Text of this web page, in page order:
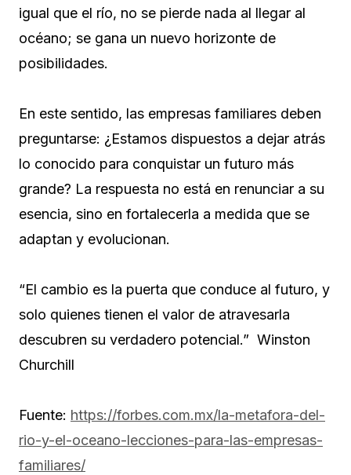
igual que el río, no se pierde nada al llegar al
océano; se gana un nuevo horizonte de
posibilidades.
En este sentido, las empresas familiares deben
preguntarse: ¿Estamos dispuestos a dejar atrás
lo conocido para conquistar un futuro más
grande? La respuesta no está en renunciar a su
esencia, sino en fortalecerla a medida que se
adaptan y evolucionan.
“El cambio es la puerta que conduce al futuro, y
solo quienes tienen el valor de atravesarla
descubren su verdadero potencial.” Winston
Churchill
Fuente: https://forbes.com.mx/la-metafora-del-
rio-y-el-oceano-lecciones-para-las-empresas-
familiares/